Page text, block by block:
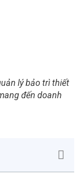
lý bảo trì thiết
đến doanh